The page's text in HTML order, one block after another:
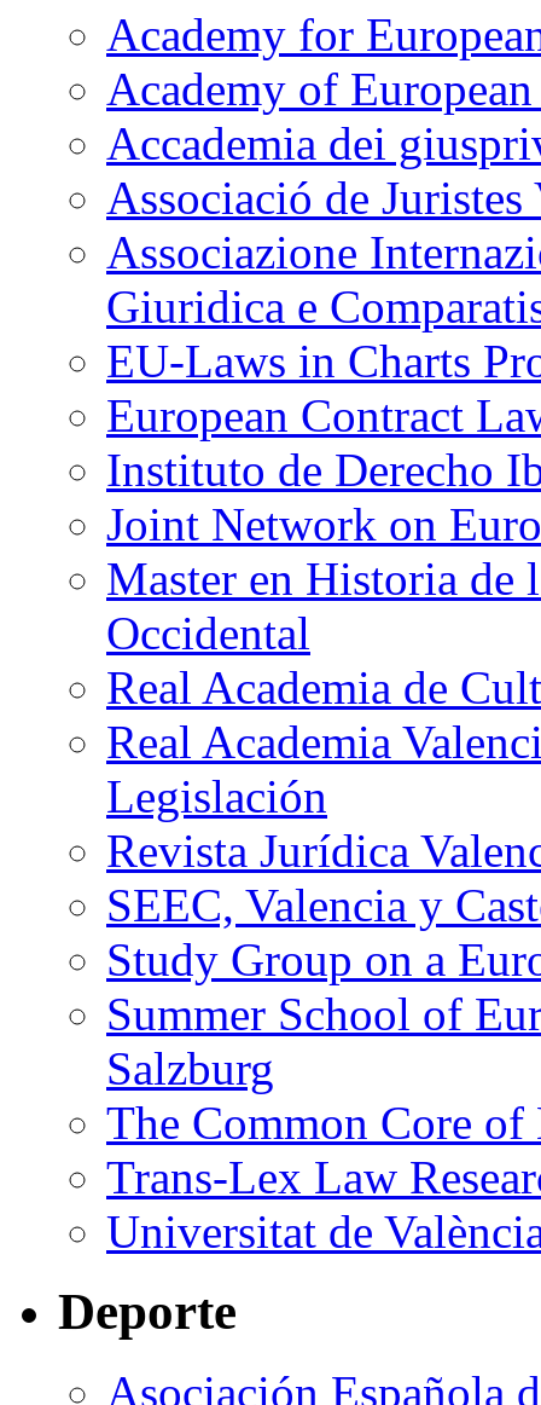
Academy for
Academy of
Accademia dei
Associació de Juristes
Associazione
Giuridica e
EU-Laws in Charts
European Contract
Instituto de Derecho
Joint Network on
Master en Historia de
Occidental
Real Academia de
Real Academia
Legislación
Revista Jurídica
SEEC, Valencia y
Study Group on a
Summer School of
Salzburg
The Common Core
Trans-Lex Law
Universitat de
Deporte
Asociación Española